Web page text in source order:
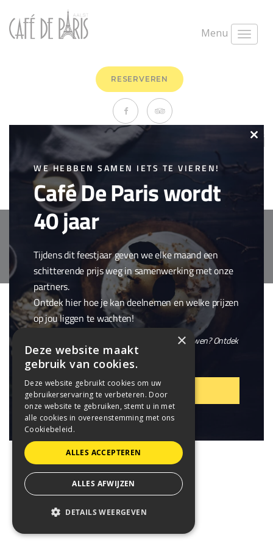
Menu
RESERVEREN
Kippenspiesjes op teppanyaki
met sesam
juni 9th, 2020
0 Comments
Fingerfood,To share
Copyright © 2018 Cafe de Paris. All Rights Reserved.
Cookie policy
webdesign byconversal
WE HEBBEN SAMEN IETS TE VIEREN!
Café De Paris wordt
40 jaar
Tijdens dit feestjaar geven we elke maand een
schitterende prijs weg in samenwerking met onze
partners.
Ontdek hier hoe je kan deelnemen en welke prijzen
op jou liggen te wachten!
En wil je niet alleen winnen, maar ook meebouwen? Ontdek
onze openstaandevacatures.
VIER MEE!
×
Deze website maakt
gebruik van cookies.
Deze website gebruikt cookies om uw
gebruikerservaring te verbeteren. Door
onze website te gebruiken, stemt u in met
alle cookies in overeenstemming met ons
Cookiebeleid.
ALLES ACCEPTEREN
ALLES AFWIJZEN
DETAILS WEERGEVEN
STRIKT NOODZAKELIJK